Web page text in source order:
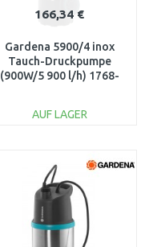
166,34 €
Gardena 5900/4 inox
Tauch-Druckpumpe
(900W/5 900 l/h) 1768-
AUF LAGER
Vergleichen